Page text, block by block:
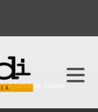
Alavesa tiene